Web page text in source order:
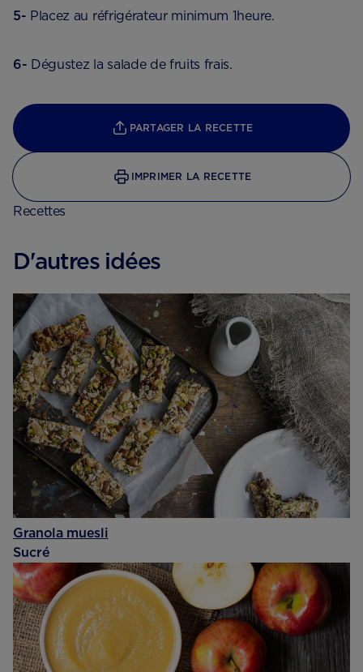
5- Placez au réfrigérateur minimum 1heure.
6- Dégustez la salade de fruits frais.
PARTAGER LA RECETTE
IMPRIMER LA RECETTE
Recettes
D'autres idées
Granola muesli
Sucré